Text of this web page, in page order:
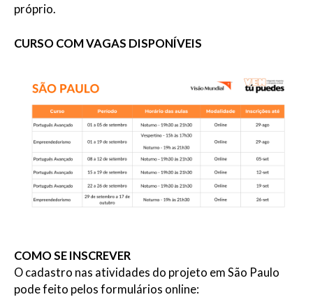
próprio.
CURSO COM VAGAS DISPONÍVEIS
COMO SE INSCREVER
O cadastro nas atividades do projeto em São Paulo
pode feito pelos formulários online: